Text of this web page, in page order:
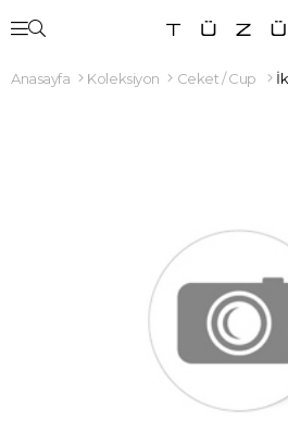
Anasayfa Koleksiyon Ceket / Cup